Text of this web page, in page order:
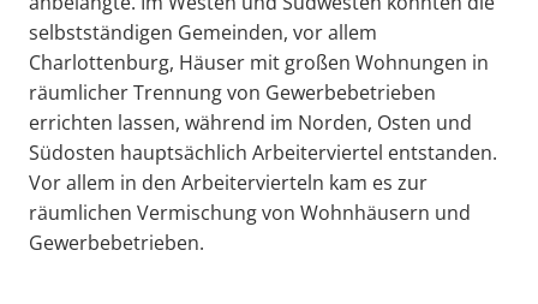
selbstständigen Gemeinden, vor allem
Charlottenburg, Häuser mit großen Wohnungen in
räumlicher Trennung von Gewerbebetrieben
errichten lassen, während im Norden, Osten und
Südosten hauptsächlich Arbeiterviertel entstanden.
Vor allem in den Arbeitervierteln kam es zur
räumlichen Vermischung von Wohnhäusern und
Gewerbebetrieben.